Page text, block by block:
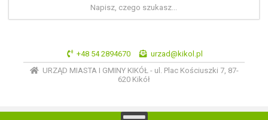
+48 54 2894670
urzad@kikol.pl
URZĄD MIASTA I GMINY KIKÓŁ - ul. Plac Kościuszki 7, 87-
620 Kikół